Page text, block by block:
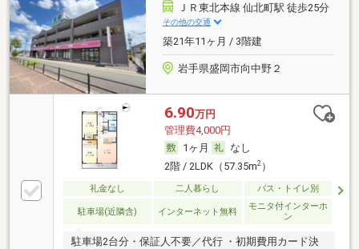
ＪＲ東北本線 仙北町駅 徒歩25分
その他の交通
築21年11ヶ月 / 3階建
岩手県盛岡市向中野２
6.90万円
管理費4,000円
1ヶ月
なし
2階 / 2LDK（57.35m2）
礼金なし 二人暮らし バス・トイレ別
駐車場(近隣含) インターネット無料
モニタ付インターホ
ン
駐車場2台分・保証人不要／代行 ・初期費用カード決